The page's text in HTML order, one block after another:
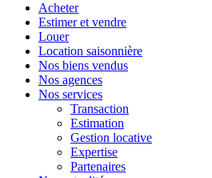
Acheter
Estimer et vendre
Louer
Location saisonnière
Nos biens vendus
Nos agences
Nos services
Transaction
Estimation
Gestion locative
Expertise
Partenaires